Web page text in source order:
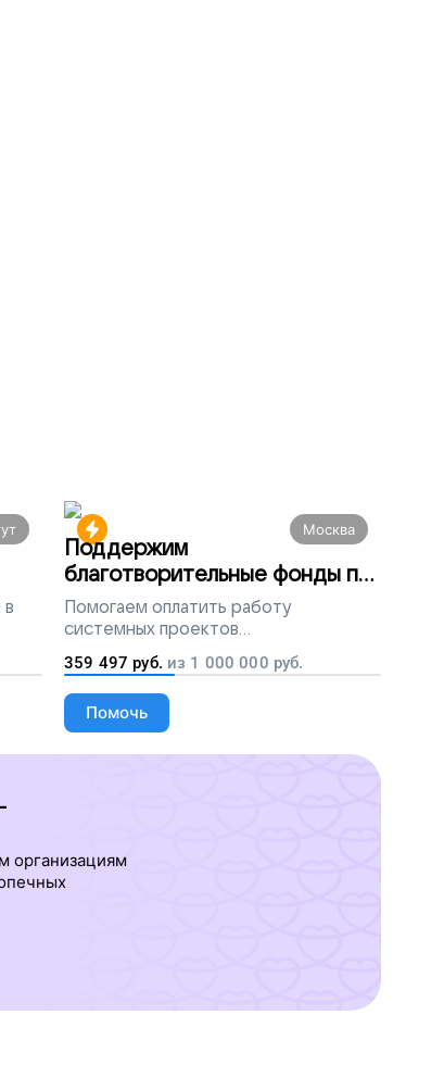
в
Москва
Поддержим
благотворительные фонды по
всей России
Помогаем оплатить работу
системных проектов
благотворительных организаций
359 497 руб. из 1 000 000 руб.
Помочь
организациям